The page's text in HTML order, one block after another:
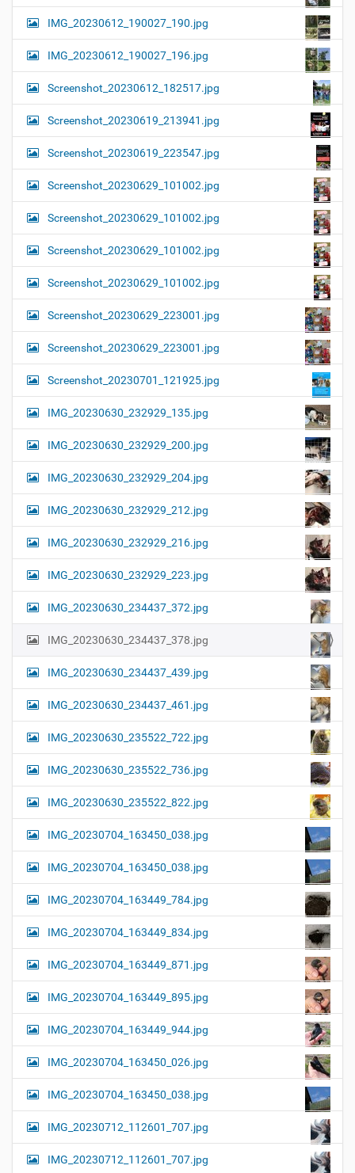
IMG_20230612_190027_190.jpg
IMG_20230612_190027_196.jpg
Screenshot_20230612_182517.jpg
Screenshot_20230619_213941.jpg
Screenshot_20230619_223547.jpg
Screenshot_20230629_101002.jpg
Screenshot_20230629_101002.jpg
Screenshot_20230629_101002.jpg
Screenshot_20230629_101002.jpg
Screenshot_20230629_223001.jpg
Screenshot_20230629_223001.jpg
Screenshot_20230701_121925.jpg
IMG_20230630_232929_135.jpg
IMG_20230630_232929_200.jpg
IMG_20230630_232929_204.jpg
IMG_20230630_232929_212.jpg
IMG_20230630_232929_216.jpg
IMG_20230630_232929_223.jpg
IMG_20230630_234437_372.jpg
IMG_20230630_234437_378.jpg
IMG_20230630_234437_439.jpg
IMG_20230630_234437_461.jpg
IMG_20230630_235522_722.jpg
IMG_20230630_235522_736.jpg
IMG_20230630_235522_822.jpg
IMG_20230704_163450_038.jpg
IMG_20230704_163450_038.jpg
IMG_20230704_163449_784.jpg
IMG_20230704_163449_834.jpg
IMG_20230704_163449_871.jpg
IMG_20230704_163449_895.jpg
IMG_20230704_163449_944.jpg
IMG_20230704_163450_026.jpg
IMG_20230704_163450_038.jpg
IMG_20230712_112601_707.jpg
IMG_20230712_112601_707.jpg